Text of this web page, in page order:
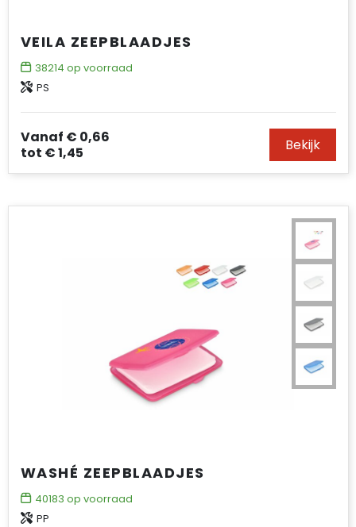
VEILA ZEEPBLAADJES
38214 op voorraad
PS
Vanaf € 0,66
tot € 1,45 Bekijk
WASHÉ ZEEPBLAADJES
40183 op voorraad
PP